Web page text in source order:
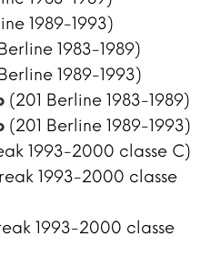
1989-1993)
1983-1989)
1989-1993)
(201 Berline 1983-1989)
(201 Berline 1989-1993)
1993-2000 classe C)
1993-2000 classe
1993-2000 classe